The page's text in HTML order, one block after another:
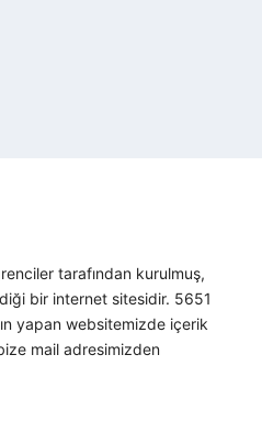
tarafından kurulmuş,
bir internet sitesidir. 5651
yapan websitemizde içerik
mail adresimizden